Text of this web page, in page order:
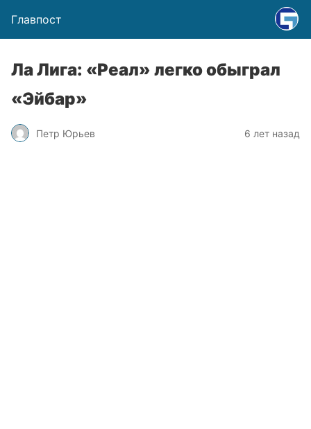
Главпост
Ла Лига: «Реал» легко обыграл
«Эйбар»
Петр Юрьев 6 лет назад